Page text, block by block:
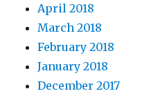
April 2018
March 2018
February 2018
January 2018
December 2017